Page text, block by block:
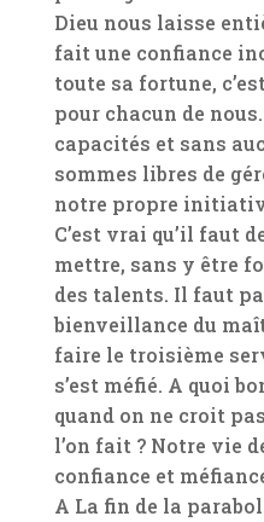
Dieu nous laisse
fait une confiance
toute sa fortune,
pour chacun de
capacités et sans
sommes libres de
notre propre
C’est vrai qu’il faut
mettre, sans y être
des talents. Il faut
bienveillance du
faire le troisième
s’est méfié. A quoi
quand on ne croit
l’on fait ? Notre vie
confiance et
A La fin de la